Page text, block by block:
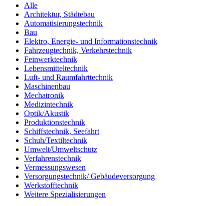
Alle
Architektur, Städtebau
Automatisierungstechnik
Bau
Elektro, Energie- und Informationstechnik
Fahrzeugtechnik, Verkehrstechnik
Feinwerktechnik
Lebensmitteltechnik
Luft- und Raumfahrttechnik
Maschinenbau
Mechatronik
Medizintechnik
Optik/Akustik
Produktionstechnik
Schiffstechnik, Seefahrt
Schuh/Textiltechnik
Umwelt/Umweltschutz
Verfahrenstechnik
Vermessungswesen
Versorgungstechnik/ Gebäudeversorgung
Werkstofftechnik
Weitere Spezialisierungen